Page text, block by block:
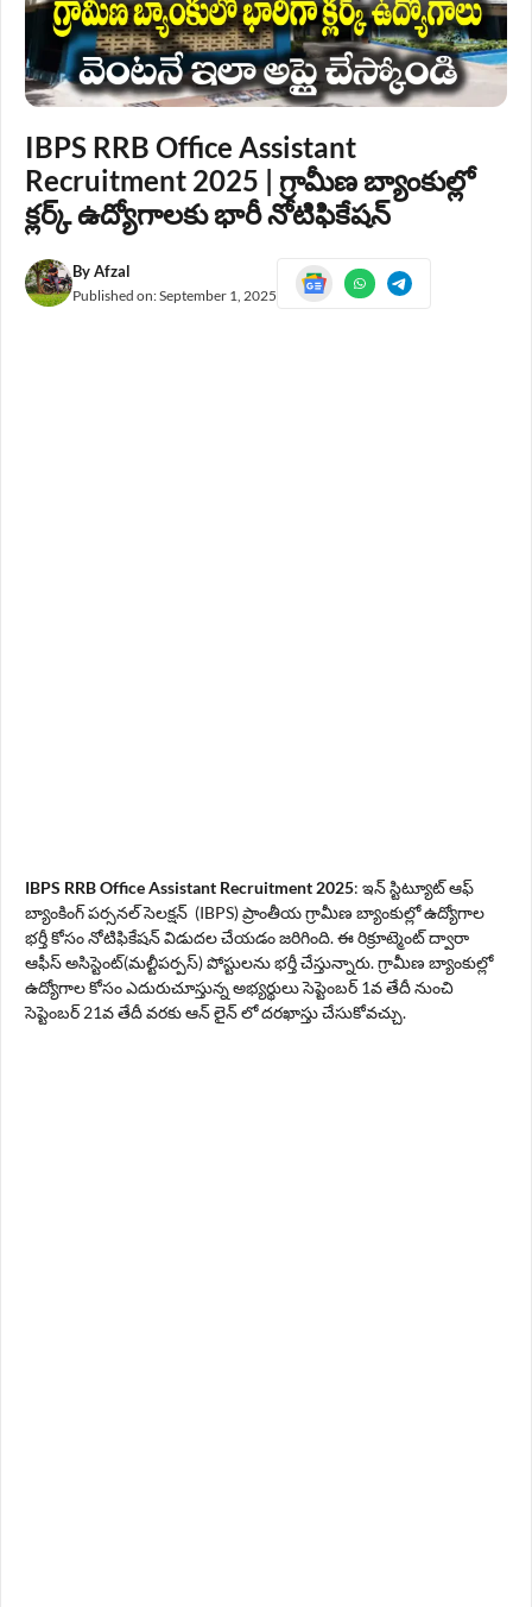
IBPS RRB Office Assistant
Recruitment 2025 | గ్రామీణ బ్యాంకుల్లో
క్లర్క్ ఉద్యోగాలకు భారీ నోటిఫికేషన్
ByAfzal
Published on:September 1, 2025
IBPS RRB Office Assistant Recruitment 2025: ఇన్ స్టిట్యూట్ ఆఫ్
బ్యాంకింగ్ పర్సనల్ సెలక్షన్ (IBPS) ప్రాంతీయ గ్రామీణ బ్యాంకుల్లో ఉద్యోగాల
భర్తీ కోసం నోటిఫికేషన్ విడుదల చేయడం జరిగింది. ఈ రిక్రూట్మెంట్ ద్వారా
ఆఫీస్ అసిస్టెంట్(మల్టీపర్పస్) పోస్టులను భర్తీ చేస్తున్నారు. గ్రామీణ బ్యాంకుల్లో
ఉద్యోగాల కోసం ఎదురుచూస్తున్న అభ్యర్థులు సెప్టెంబర్ 1వ తేదీ నుంచి
సెప్టెంబర్ 21వ తేదీ వరకు ఆన్ లైన్ లో దరఖాస్తు చేసుకోవచ్చు.